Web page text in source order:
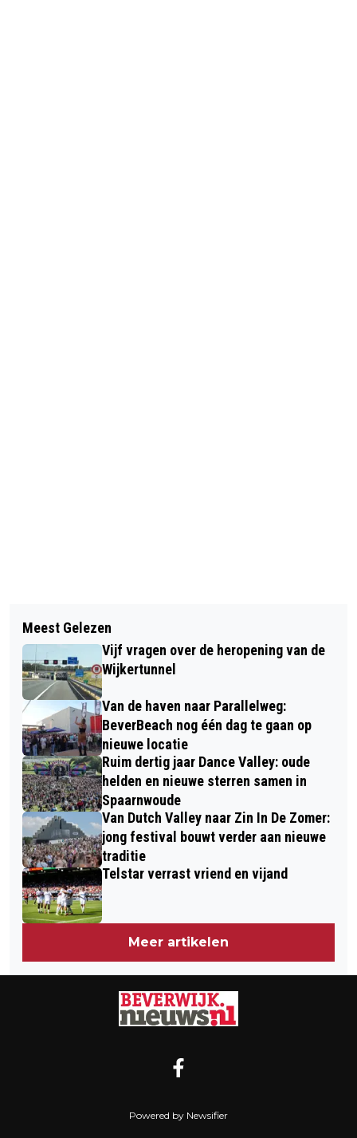
EMMANUEL KIBET EN INEKE VAN
KOLDAM WINNAARS ZANDVOORT
CIRCUIT RUN; 18000 DEELNEMERS
AAN START VAN SPORTIEF
VOLKSFEEST
LEERLINGEN MYTYLSCHOOL DE PAREL
SCHAATSEN MET CIOS STUDENTEN
Meest Gelezen
Vijf vragen over de heropening van de
Wijkertunnel
Van de haven naar Parallelweg:
BeverBeach nog één dag te gaan op
nieuwe locatie
Ruim dertig jaar Dance Valley: oude
helden en nieuwe sterren samen in
Spaarnwoude
Van Dutch Valley naar Zin In De Zomer:
jong festival bouwt verder aan nieuwe
traditie
Telstar verrast vriend en vijand
Meer artikelen
Powered by Newsifier